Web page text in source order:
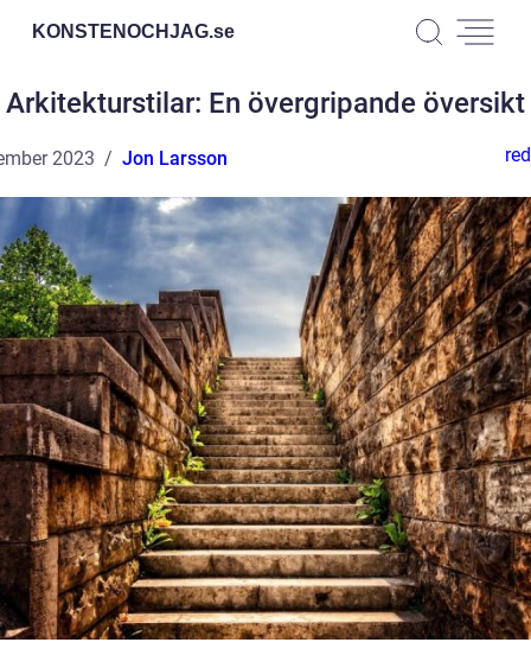
KONSTENOCHJAG.se
Arkitekturstilar: En övergripande översikt
2023 Jon Larsson